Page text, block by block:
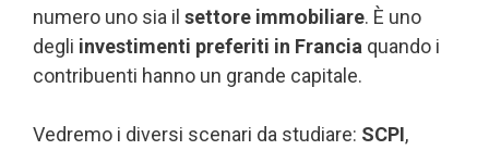
numero uno sia il settore immobiliare. È uno
degli investimenti preferiti in Francia quando i
contribuenti hanno un grande capitale.
Vedremo i diversi scenari da studiare: SCPI,